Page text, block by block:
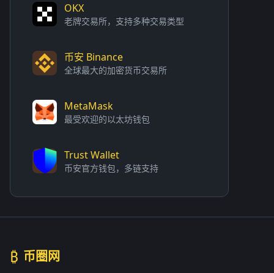
OKX
老牌交易所，支持多种交易类型
币安 Binance
全球最大的加密货币交易所
MetaMask
最受欢迎的以太坊钱包
Trust Wallet
币安官方钱包，多链支持
₿ 币圈网